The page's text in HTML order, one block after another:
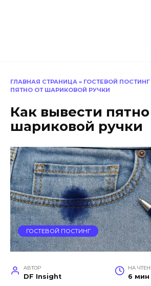
ГЛАВНАЯ СТРАНИЦА » ГОСТЕВОЙ ПОСТИНГ
ПЯТНО ОТ ШАРИКОВОЙ РУЧКИ
Как вывести пятно
шариковой ручки
ГОСТЕВОЙ ПОСТИНГ
АВТОР
DF Insight
НА
6 мин